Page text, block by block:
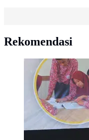
Rekomendasi